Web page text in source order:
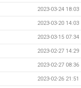
2023-03-24 18:03
2023-03-20 14:03
2023-03-15 07:34
2023-02-27 14:29
2023-02-27 08:36
2023-02-26 21:51